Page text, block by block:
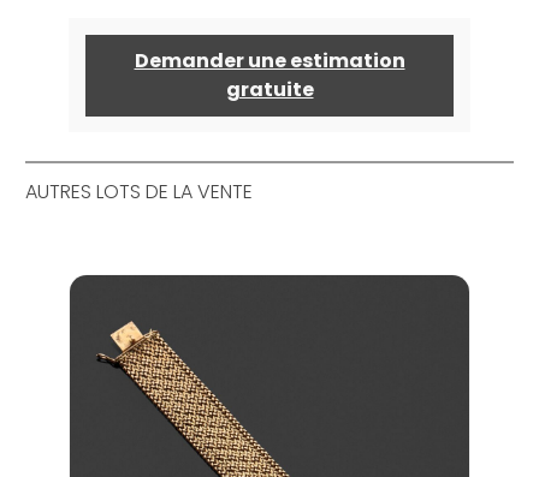
Demander une estimation
gratuite
AUTRES LOTS DE LA VENTE